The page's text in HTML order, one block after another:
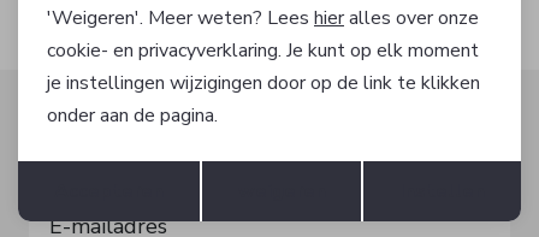
Altijd als eerste op de hoogte zijn?
Terug Opslaan
'Weigeren'. Meer weten? Lees hieralles over onze
cookie- en privacyverklaring. Je kunt op elk moment
je instellingen wijzigingen door op de link te klikken
onder aan de pagina.